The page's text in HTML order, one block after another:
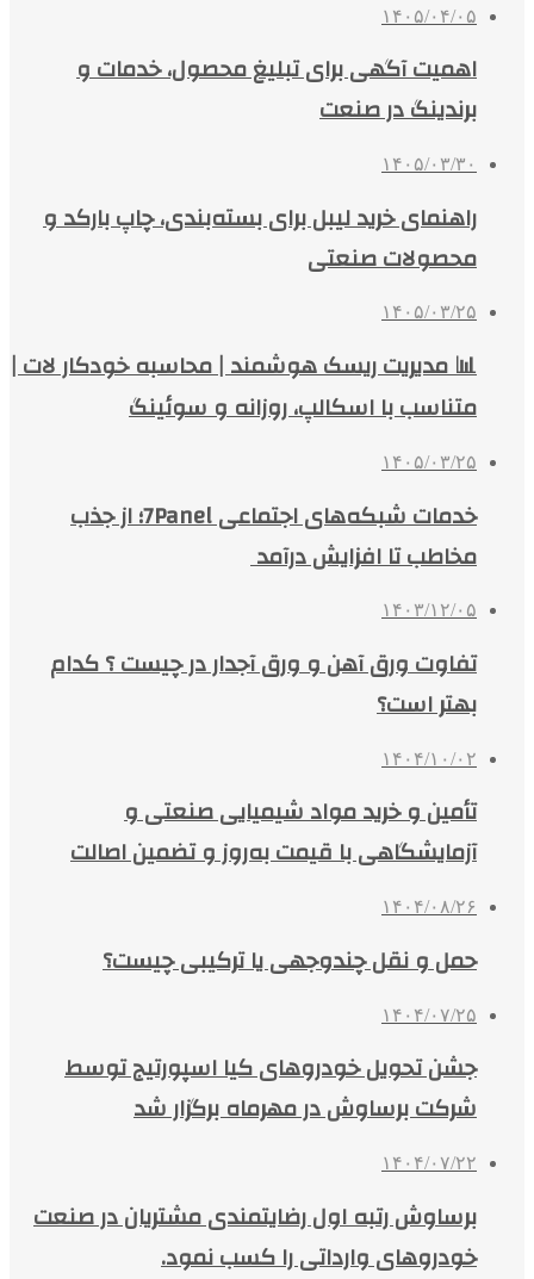
۱۴۰۵/۰۴/۰۵
اهمیت آگهی برای تبلیغ محصول، خدمات و
برندینگ در صنعت
۱۴۰۵/۰۳/۳۰
راهنمای خرید لیبل برای بسته‌بندی، چاپ بارکد و
محصولات صنعتی
۱۴۰۵/۰۳/۲۵
📊 مدیریت ریسک هوشمند | محاسبه خودکار لات |
متناسب با اسکالپ، روزانه و سوئینگ
۱۴۰۵/۰۳/۲۵
خدمات شبکه‌های اجتماعی 7Panel؛ از جذب
مخاطب تا افزایش درآمد
۱۴۰۳/۱۲/۰۵
تفاوت ورق آهن و ورق آجدار در چیست ؟ کدام
بهتر است؟
۱۴۰۴/۱۰/۰۲
تأمین و خرید مواد شیمیایی صنعتی و
آزمایشگاهی با قیمت به‌روز و تضمین اصالت
۱۴۰۴/۰۸/۲۶
حمل و نقل چندوجهی یا ترکیبی چیست؟
۱۴۰۴/۰۷/۲۵
جشن تحویل خودروهای کیا اسپورتیج توسط
شرکت برساوش در مهرماه برگزار شد
۱۴۰۴/۰۷/۲۲
برساوش رتبه اول رضایتمندی مشتریان در صنعت
خودروهای وارداتی را کسب نمود.